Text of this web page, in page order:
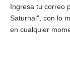
Ingresa tu correo
Saturnal", con lo
en cualquier